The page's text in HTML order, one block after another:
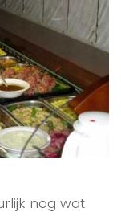
nog wat